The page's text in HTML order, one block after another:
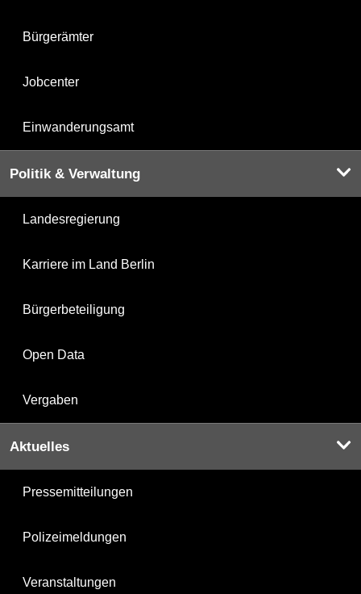
Bürgerämter
Jobcenter
Einwanderungsamt
Politik & Verwaltung
Landesregierung
Karriere im Land Berlin
Bürgerbeteiligung
Open Data
Vergaben
Aktuelles
Pressemitteilungen
Polizeimeldungen
Veranstaltungen